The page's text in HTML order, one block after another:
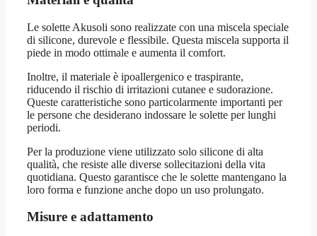
Le solette Akusoli sono realizzate con una miscela speciale
di silicone, durevole e flessibile. Questa miscela supporta il
piede in modo ottimale e aumenta il comfort.
Inoltre, il materiale è ipoallergenico e traspirante,
riducendo il rischio di irritazioni cutanee e sudorazione.
Queste caratteristiche sono particolarmente importanti per
le persone che desiderano indossare le solette per lunghi
periodi.
Per la produzione viene utilizzato solo silicone di alta
qualità, che resiste alle diverse sollecitazioni della vita
quotidiana. Questo garantisce che le solette mantengano la
loro forma e funzione anche dopo un uso prolungato.
Misure e adattamento